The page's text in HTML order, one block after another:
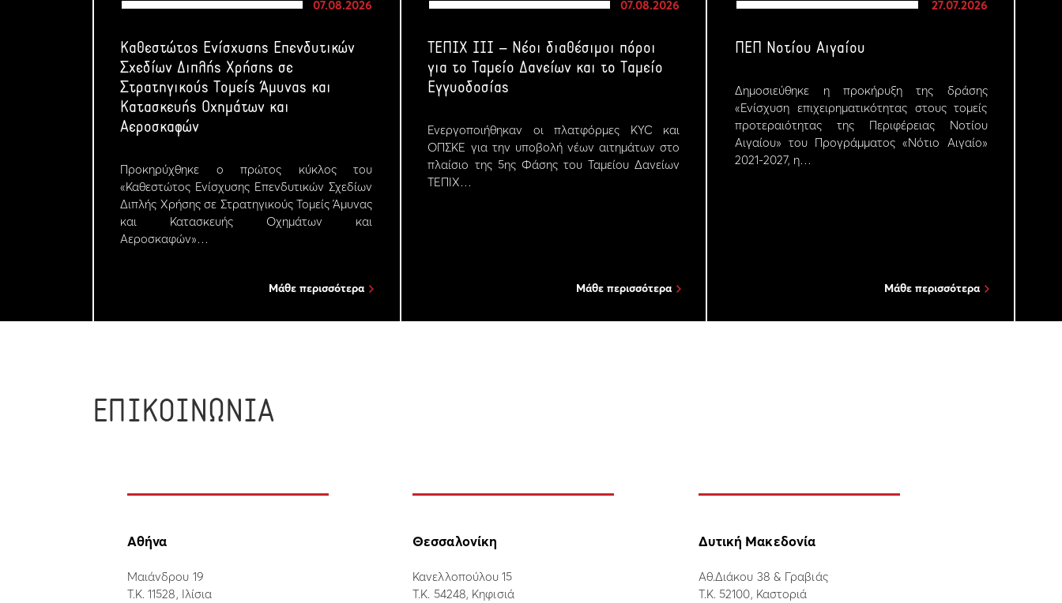
07.08.2026
Καθεστώτος Ενίσχυσης Επενδυτικών
Σχεδίων Διπλής Χρήσης σε
Στρατηγικούς Τομείς Άμυνας και
Κατασκευής Οχημάτων και
Αεροσκαφών
Προκηρύχθηκε ο πρώτος κύκλος του
«Καθεστώτος Ενίσχυσης Επενδυτικών Σχεδίων
Διπλής Χρήσης σε Στρατηγικούς Τομείς Άμυνας
και Κατασκευής Οχημάτων και
Αεροσκαφών»…
Μάθε περισσότερα
07.08.2026
ΤΕΠΙΧ ΙΙΙ – Νέοι διαθέσιμοι πόροι
για το Ταμείο Δανείων και το Ταμείο
Εγγυοδοσίας
Ενεργοποιήθηκαν οι πλατφόρμες KYC και
ΟΠΣΚΕ για την υποβολή νέων αιτημάτων στο
πλαίσιο της 5ης Φάσης του Ταμείου Δανείων
ΤΕΠΙΧ…
Μάθε περισσότερα
27.07.2026
ΠΕΠ Νοτίου Αιγαίου
Δημοσιεύθηκε η προκήρυξη της δράσης
«Ενίσχυση επιχειρηματικότητας στους τομείς
προτεραιότητας της Περιφέρειας Νοτίου
Αιγαίου» του Προγράμματος «Νότιο Αιγαίο»
2021-2027, η…
Μάθε περισσότερα
ΕΠΙΚΟΙΝΩΝΙΑ
Αθήνα
Μαιάνδρου 19
Τ.Κ. 11528, Ιλίσια
Θεσσαλονίκη
Κανελλοπούλου 15
Τ.Κ. 54248, Κηφισιά
Δυτική Μακεδονία
Αθ.Διάκου 38 & Γραβιάς
Τ.Κ. 52100, Καστοριά